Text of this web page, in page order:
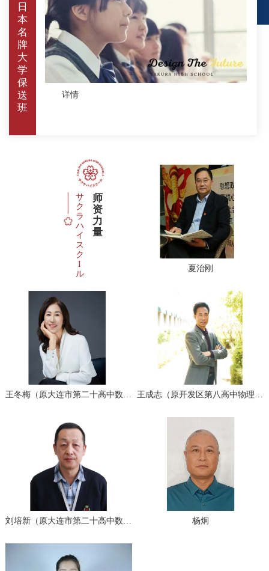
日
本
名
牌
大
学
保
送
班
详情
サ
ク
ラ
ハ
イ
ス
ク
I
ル
师
资
力
量
夏治刚
杨炯